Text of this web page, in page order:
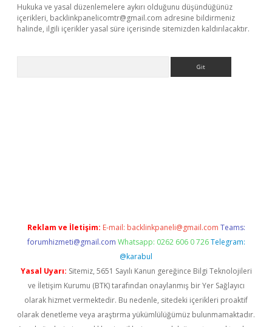
Hukuka ve yasal düzenlemelere aykırı olduğunu düşündüğünüz
içerikleri, backlinkpanelicomtr@gmail.com adresine bildirmeniz
halinde, ilgili içerikler yasal süre içerisinde sitemizden kaldırılacaktır.
Reklam ve İletişim: E-mail: backlinkpaneli@gmail.com Teams:
forumhizmeti@gmail.com Whatsapp: 0262 606 0 726 Telegram:
@karabul
Yasal Uyarı: Sitemiz, 5651 Sayılı Kanun gereğince Bilgi Teknolojileri
ve İletişim Kurumu (BTK) tarafından onaylanmış bir Yer Sağlayıcı
olarak hizmet vermektedir. Bu nedenle, sitedeki içerikleri proaktif
olarak denetleme veya araştırma yükümlülüğümüz bulunmamaktadır.